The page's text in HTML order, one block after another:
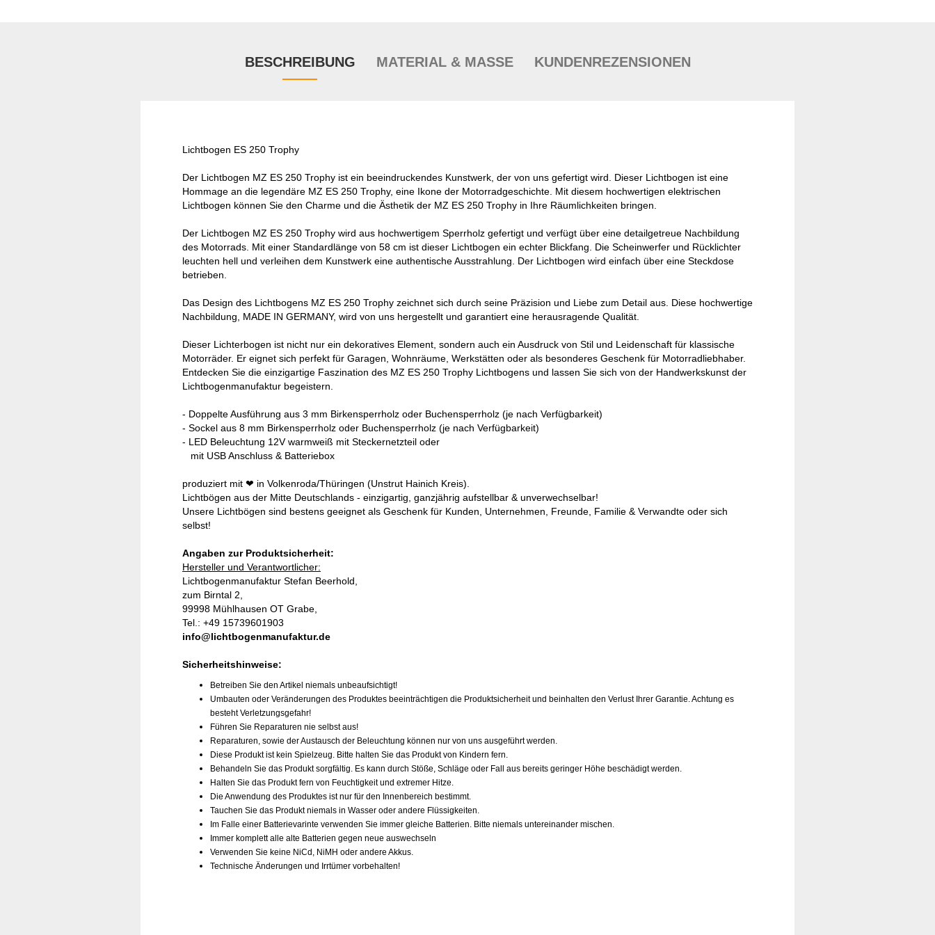
BESCHREIBUNG MATERIAL & MASSE KUNDENREZENSIONEN
Lichtbogen ES 250 Trophy
Der Lichtbogen MZ ES 250 Trophy ist ein beeindruckendes Kunstwerk, der von uns gefertigt wird. Dieser Lichtbogen ist eine
Hommage an die legendäre MZ ES 250 Trophy, eine Ikone der Motorradgeschichte. Mit diesem hochwertigen elektrischen
Lichtbogen können Sie den Charme und die Ästhetik der MZ ES 250 Trophy in Ihre Räumlichkeiten bringen.
Der Lichtbogen MZ ES 250 Trophy wird aus hochwertigem Sperrholz gefertigt und verfügt über eine detailgetreue Nachbildung
des Motorrads. Mit einer Standardlänge von 58 cm ist dieser Lichtbogen ein echter Blickfang. Die Scheinwerfer und Rücklichter
leuchten hell und verleihen dem Kunstwerk eine authentische Ausstrahlung. Der Lichtbogen wird einfach über eine Steckdose
betrieben.
Das Design des Lichtbogens MZ ES 250 Trophy zeichnet sich durch seine Präzision und Liebe zum Detail aus. Diese hochwertige
Nachbildung, MADE IN GERMANY, wird von uns hergestellt und garantiert eine herausragende Qualität.
Dieser Lichterbogen ist nicht nur ein dekoratives Element, sondern auch ein Ausdruck von Stil und Leidenschaft für klassische
Motorräder. Er eignet sich perfekt für Garagen, Wohnräume, Werkstätten oder als besonderes Geschenk für Motorradliebhaber.
Entdecken Sie die einzigartige Faszination des MZ ES 250 Trophy Lichtbogens und lassen Sie sich von der Handwerkskunst der
Lichtbogenmanufaktur begeistern.
- Doppelte Ausführung aus 3 mm Birkensperrholz oder Buchensperrholz (je nach Verfügbarkeit)
- Sockel aus 8 mm Birkensperrholz oder Buchensperrholz (je nach Verfügbarkeit)
- LED Beleuchtung 12V warmweiß mit Steckernetzteil oder
mit USB Anschluss & Batteriebox
produziert mit ❤ in Volkenroda/Thüringen (Unstrut Hainich Kreis).
Lichtbögen aus der Mitte Deutschlands - einzigartig, ganzjährig aufstellbar & unverwechselbar!
Unsere Lichtbögen sind bestens geeignet als Geschenk für Kunden, Unternehmen, Freunde, Familie & Verwandte oder sich
selbst!
Angaben zur Produktsicherheit:
Hersteller und Verantwortlicher:
Lichtbogenmanufaktur Stefan Beerhold,
zum Birntal 2,
99998 Mühlhausen OT Grabe,
Tel.: +49 15739601903
info@lichtbogenmanufaktur.de
Sicherheitshinweise:
Betreiben Sie den Artikel niemals unbeaufsichtigt!
Umbauten oder Veränderungen des Produktes beeinträchtigen die Produktsicherheit und beinhalten den Verlust Ihrer Garantie. Achtung es
besteht Verletzungsgefahr!
Führen Sie Reparaturen nie selbst aus!
Reparaturen, sowie der Austausch der Beleuchtung können nur von uns ausgeführt werden.
Diese Produkt ist kein Spielzeug. Bitte halten Sie das Produkt von Kindern fern.
Behandeln Sie das Produkt sorgfältig. Es kann durch Stöße, Schläge oder Fall aus bereits geringer Höhe beschädigt werden.
Halten Sie das Produkt fern von Feuchtigkeit und extremer Hitze.
Die Anwendung des Produktes ist nur für den Innenbereich bestimmt.
Tauchen Sie das Produkt niemals in Wasser oder andere Flüssigkeiten.
Im Falle einer Batterievarinte verwenden Sie immer gleiche Batterien. Bitte niemals untereinander mischen.
Immer komplett alle alte Batterien gegen neue auswechseln
Verwenden Sie keine NiCd, NiMH oder andere Akkus.
Technische Änderungen und Irrtümer vorbehalten!